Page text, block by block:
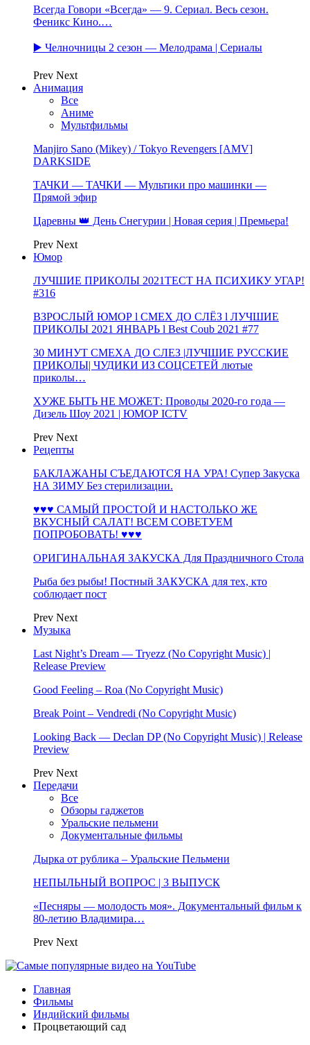
Всегда Говори «Всегда» — 9. Сериал. Весь сезон.
Феникс Кино.…
▶️ Челночницы 2 сезон — Мелодрама | Сериалы
Prev Next
Анимация
Все
Аниме
Мультфильмы
Manjiro Sano (Mikey) / Tokyo Revengers [AMV]
DARKSIDE
ТАЧКИ — ТАЧКИ — Мультики про машинки —
Прямой эфир
Царевны 👑 День Снегурии | Новая серия | Премьера!
Prev Next
Юмор
ЛУЧШИЕ ПРИКОЛЫ 2021ТЕСТ НА ПСИХИКУ УГАР!
#316
ВЗРОСЛЫЙ ЮМОР l СМЕХ ДО СЛЁЗ l ЛУЧШИЕ
ПРИКОЛЫ 2021 ЯНВАРЬ l Best Coub 2021 #77
30 МИНУТ СМЕХА ДО СЛЕЗ |ЛУЧШИЕ РУССКИЕ
ПРИКОЛЫ| ЧУДИКИ ИЗ СОЦСЕТЕЙ лютые
приколы…
ХУЖЕ БЫТЬ НЕ МОЖЕТ: Проводы 2020-го года —
Дизель Шоу 2021 | ЮМОР ICTV
Prev Next
Рецепты
БАКЛАЖАНЫ СЪЕДАЮТСЯ НА УРА! Супер Закуска
НА ЗИМУ Без стерилизации.
♥♥♥ САМЫЙ ПРОСТОЙ И НАСТОЛЬКО ЖЕ
ВКУСНЫЙ САЛАТ! ВСЕМ СОВЕТУЕМ
ПОПРОБОВАТЬ! ♥♥♥
ОРИГИНАЛЬНАЯ ЗАКУСКА Для Праздничного Стола
Рыба без рыбы! Постный ЗАКУСКА для тех, кто
соблюдает пост
Prev Next
Музыка
Last Night’s Dream — Tryezz (No Copyright Music) |
Release Preview
Good Feeling – Roa (No Copyright Music)
Break Point – Vendredi (No Copyright Music)
Looking Back — Declan DP (No Copyright Music) | Release
Preview
Prev Next
Передачи
Все
Обзоры гаджетов
Уральские пельмени
Документальные фильмы
Дырка от рублика – Уральские Пельмени
НЕПЫЛЬНЫЙ ВОПРОС | 3 ВЫПУСК
«Песняры — молодость моя». Документальный фильм к
80-летию Владимира…
Prev Next
Главная
Фильмы
Индийский фильмы
Процветающий сад